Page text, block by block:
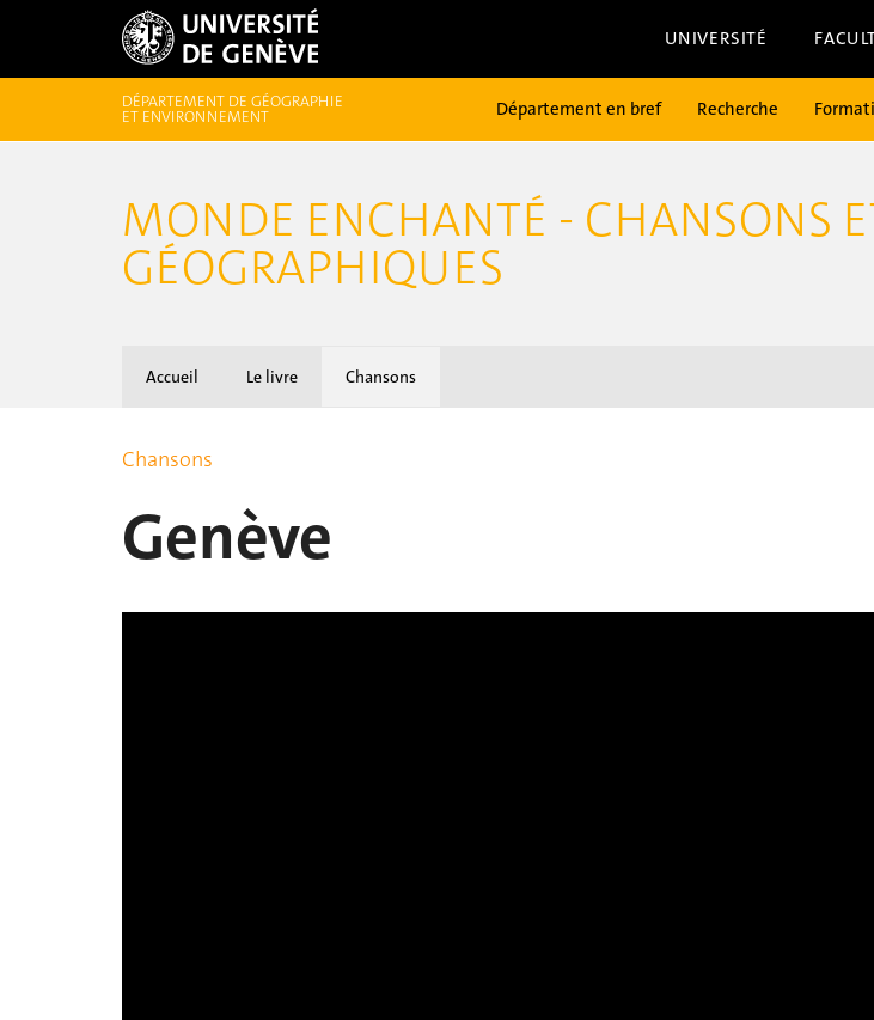
UNIVERSITÉ
DÉPARTEMENT DE GÉOGRAPHIE
ET ENVIRONNEMENT Département en bref Recherche
MONDE ENCHANTÉ - CHANSONS
GÉOGRAPHIQUES
Accueil Le livre Chansons
Chansons
Genève